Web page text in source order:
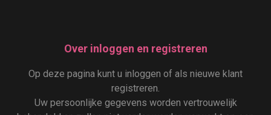
Over inloggen en registreren
Op deze pagina kunt u inloggen of als nieuwe klant
registreren.
Uw persoonlijke gegevens worden vertrouwelijk